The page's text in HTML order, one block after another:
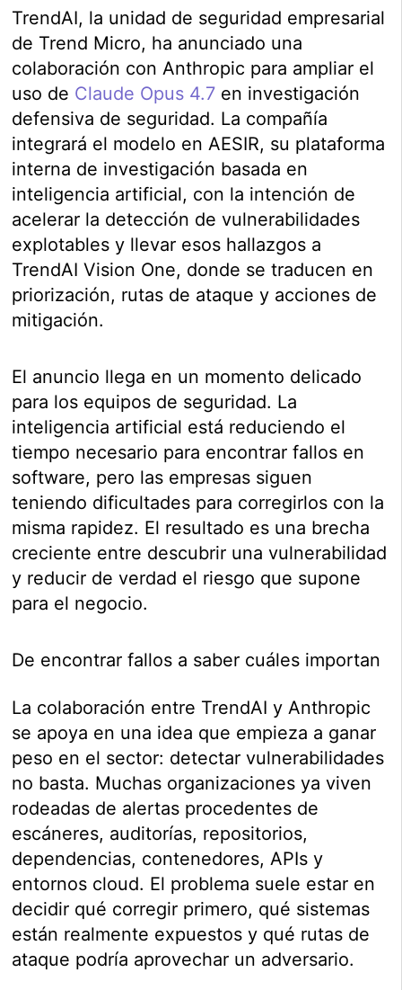
TrendAI, la unidad de seguridad empresarial
de Trend Micro, ha anunciado una
colaboración con Anthropic para ampliar el
uso de Claude Opus 4.7 en investigación
defensiva de seguridad. La compañía
integrará el modelo en AESIR, su plataforma
interna de investigación basada en
inteligencia artificial, con la intención de
acelerar la detección de vulnerabilidades
explotables y llevar esos hallazgos a
TrendAI Vision One, donde se traducen en
priorización, rutas de ataque y acciones de
mitigación.
El anuncio llega en un momento delicado
para los equipos de seguridad. La
inteligencia artificial está reduciendo el
tiempo necesario para encontrar fallos en
software, pero las empresas siguen
teniendo dificultades para corregirlos con la
misma rapidez. El resultado es una brecha
creciente entre descubrir una vulnerabilidad
y reducir de verdad el riesgo que supone
para el negocio.
De encontrar fallos a saber cuáles importan
La colaboración entre TrendAI y Anthropic
se apoya en una idea que empieza a ganar
peso en el sector: detectar vulnerabilidades
no basta. Muchas organizaciones ya viven
rodeadas de alertas procedentes de
escáneres, auditorías, repositorios,
dependencias, contenedores, APIs y
entornos cloud. El problema suele estar en
decidir qué corregir primero, qué sistemas
están realmente expuestos y qué rutas de
ataque podría aprovechar un adversario.